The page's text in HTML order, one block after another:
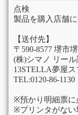
点検
製品を購入店舗
【送付先】
〒590-8577 堺市
(株)シマノ リール
13STELLA夢屋
TEL:0120-86-1130
※預かり明細票に
※プリンタがない